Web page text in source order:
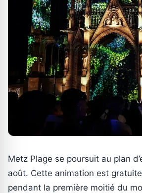
Metz Plage se poursuit au plan
août. Cette animation est
pendant la première moitié du